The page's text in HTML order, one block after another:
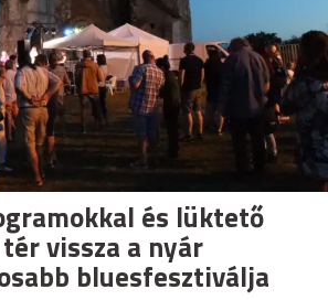
és lüktető
vissza a nyár
bluesfesztiválja